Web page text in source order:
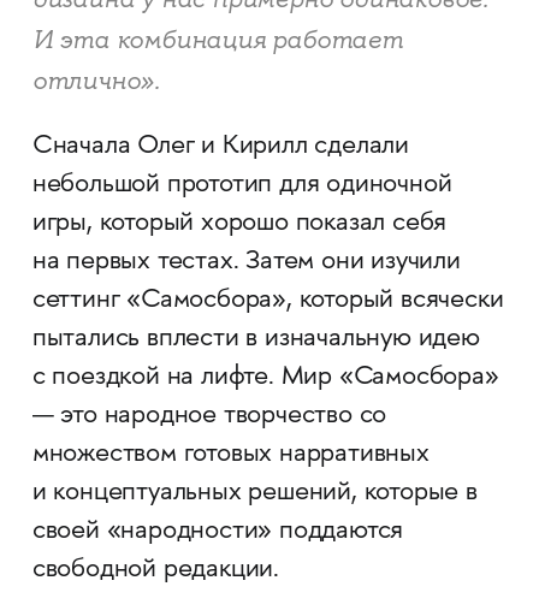
И эта комбинация работает
отлично».
Сначала Олег и Кирилл сделали
небольшой прототип для одиночной
игры, который хорошо показал себя
на первых тестах. Затем они изучили
сеттинг «Самосбора», который всячески
пытались вплести в изначальную идею
с поездкой на лифте. Мир «Самосбора»
— это народное творчество со
множеством готовых нарративных
и концептуальных решений, которые в
своей «народности» поддаются
свободной редакции.